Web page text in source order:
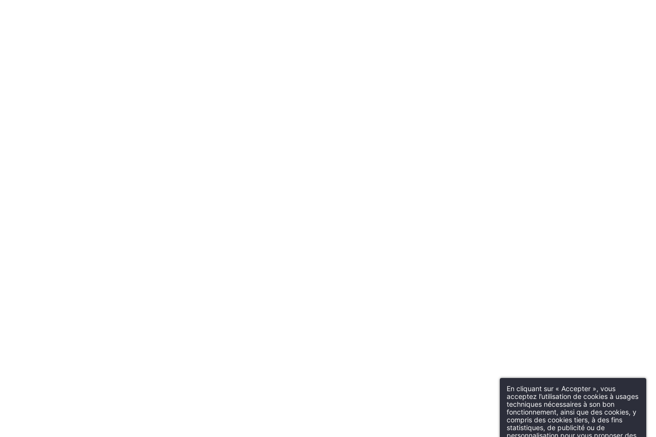
En cliquant sur « Accepter », vous
acceptez l’utilisation de cookies à usages
techniques nécessaires à son bon
fonctionnement, ainsi que des cookies, y
compris des cookies tiers, à des fins
statistiques, de publicité ou de
personnalisation pour vous proposer des